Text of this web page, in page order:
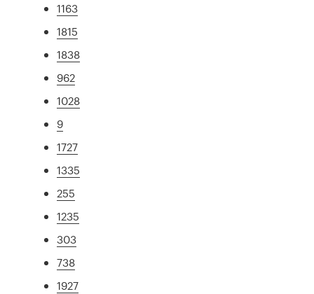
1163
1815
1838
962
1028
9
1727
1335
255
1235
303
738
1927